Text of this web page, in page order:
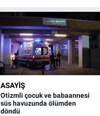
ASAYİŞ
Otizmli çocuk ve babaannesi
süs havuzunda ölümden
döndü